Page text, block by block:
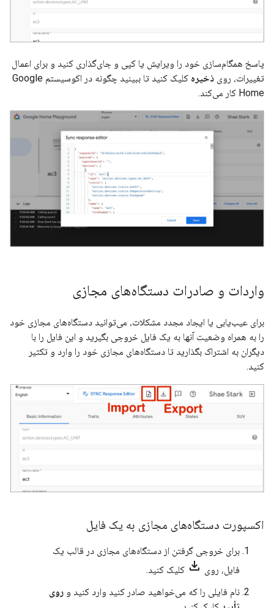
پاسخ همگام‌سازی خود را ویرایش یا کپی و جای‌گذاری کنید و برای اعمال
تغییرات، روی ذخیره
کلیک کنید تا ببینید چگونه در اکوسیستم Google
Home کار می‌کند.
واردات و صادرات دستگاه‌های مجازی
برای عیب‌یابی یا ایجاد مجدد مشکلات، می‌توانید دستگاه‌های مجازی خود
را به همراه وضعیت آنها به یک فایل خروجی بگیرید و این فایل را با
دیگران به اشتراک بگذارید تا دستگاه‌های مجازی خود را وارد و تکثیر
کنید.
اکسپورت دستگاه‌های مجازی به یک فایل
برای خروجی گرفتن از دستگاه‌های مجازی در قالب یک
فایل، روی
file_download کلیک کنید.
نام فایلی را که می‌خواهید صادر کنید وارد کنید و روی